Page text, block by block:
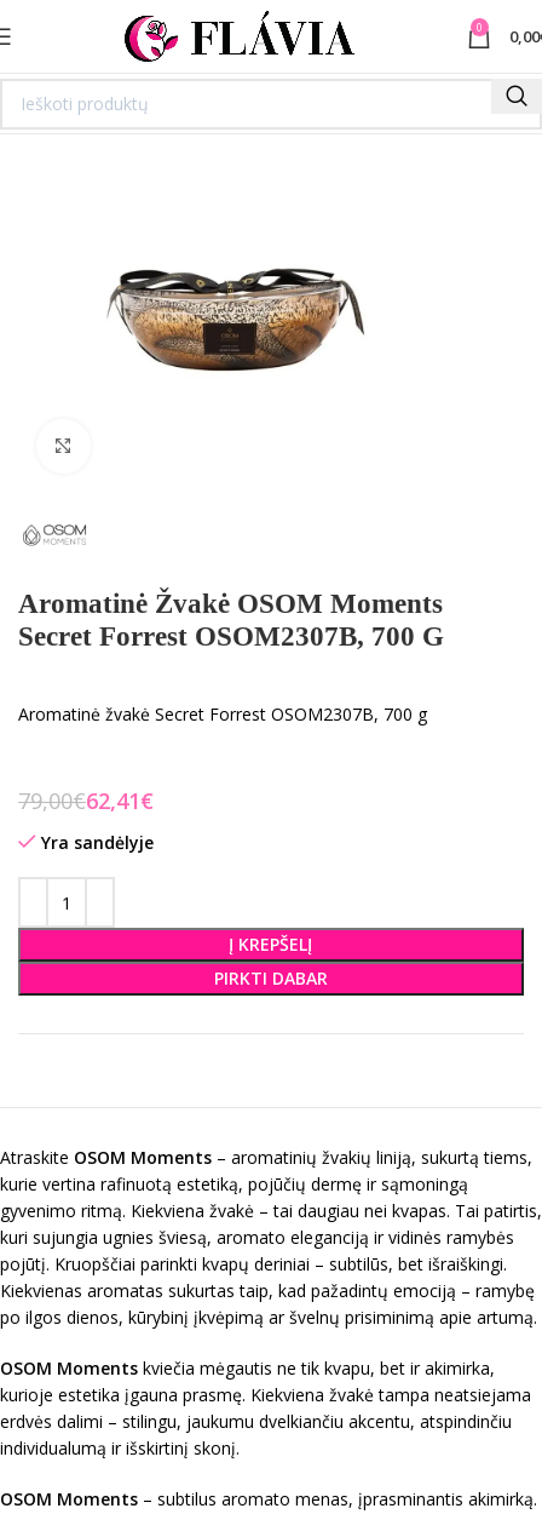
0 0,00
Aromatinė Žvakė OSOM Moments
Secret Forrest OSOM2307B, 700 G
Aromatinė žvakė Secret Forrest OSOM2307B, 700 g
79,00€62,41€
Yra sandėlyje
Į KREPŠELĮ
PIRKTI DABAR
Atraskite OSOM Moments – aromatinių žvakių liniją, sukurtą tiems,
kurie vertina rafinuotą estetiką, pojūčių dermę ir sąmoningą
gyvenimo ritmą. Kiekviena žvakė – tai daugiau nei kvapas. Tai patirtis,
kuri sujungia ugnies šviesą, aromato eleganciją ir vidinės ramybės
pojūtį. Kruopščiai parinkti kvapų deriniai – subtilūs, bet išraiškingi.
Kiekvienas aromatas sukurtas taip, kad pažadintų emociją – ramybę
po ilgos dienos, kūrybinį įkvėpimą ar švelnų prisiminimą apie artumą.
OSOM Moments kviečia mėgautis ne tik kvapu, bet ir akimirka,
kurioje estetika įgauna prasmę. Kiekviena žvakė tampa neatsiejama
erdvės dalimi – stilingu, jaukumu dvelkiančiu akcentu, atspindinčiu
individualumą ir išskirtinį skonį.
OSOM Moments – subtilus aromato menas, įprasminantis akimirką.